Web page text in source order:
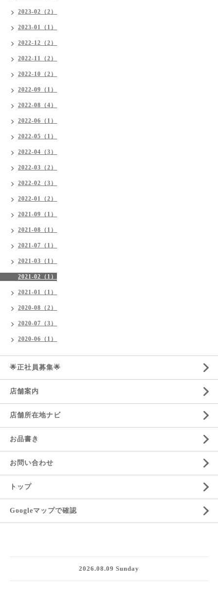
2023-02（2）
2023-01（1）
2022-12（2）
2022-11（2）
2022-10（2）
2022-09（1）
2022-08（4）
2022-06（1）
2022-05（1）
2022-04（3）
2022-03（2）
2022-02（3）
2022-01（2）
2021-09（1）
2021-08（1）
2021-07（1）
2021-03（1）
2021-02（1）
2021-01（1）
2020-08（2）
2020-07（3）
2020-06（1）
🌟正社員募集🌟
店舗案内
店舗所在地ナビ
お品書き
お問い合わせ
トップ
Googleマップで確認
2026.08.09 Sunday